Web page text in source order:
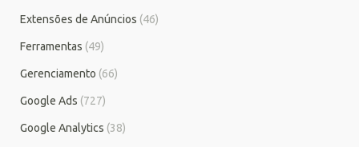
Extensões de Anúncios (46)
Ferramentas (49)
Gerenciamento (66)
Google Ads (727)
Google Analytics (38)